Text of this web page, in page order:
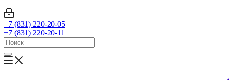
+7 (831) 220-20-05
+7 (831) 220-20-11